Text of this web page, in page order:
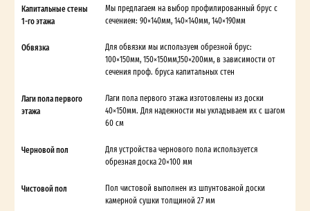
Капитальные стены
1-го этажа
Мы предлагаем на выбор профилированный брус с
сечением: 90×140мм, 140×140мм, 140×190мм
Обвязка
Для обвязки мы используем обрезной брус:
100×150мм, 150×150мм,150×200мм, в зависимости от
сечения проф. бруса капитальных стен
Лаги пола первого
этажа
Лаги пола первого этажа изготовлены из доски
40×150мм. Для надежности мы укладываем их с шагом
60 см
Черновой пол
Для устройства чернового пола используется
обрезная доска 20×100 мм
Чистовой пол
Пол чистовой выполнен из шпунтованой доски
камерной сушки толщиной 27 мм